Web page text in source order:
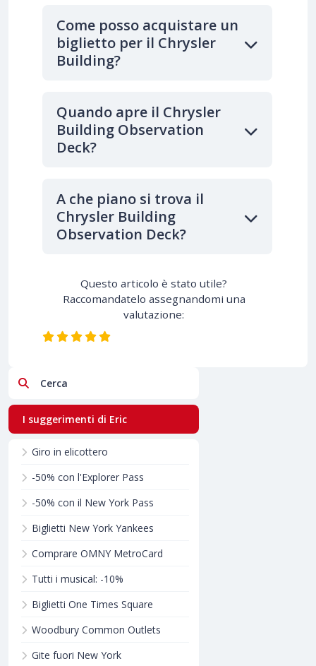
Come posso acquistare un
biglietto per il Chrysler
Building?
Quando apre il Chrysler
Building Observation
Deck?
A che piano si trova il
Chrysler Building
Observation Deck?
Questo articolo è stato utile?
Raccomandatelo assegnandomi una
valutazione:
Cerca
I suggerimenti di Eric
Giro in elicottero
-50% con l'Explorer Pass
-50% con il New York Pass
Biglietti New York Yankees
Comprare OMNY MetroCard
Tutti i musical: -10%
Biglietti One Times Square
Woodbury Common Outlets
Gite fuori New York